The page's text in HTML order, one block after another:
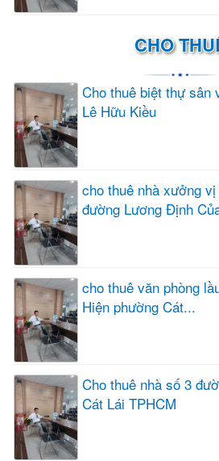
CHO
Cho thuê biệt thự sân
Lê Hữu Kiều
cho thuê nhà xưởng
đường Lương Định
cho thuê văn phòng
Hiện phường Cát...
Cho thuê nhà số 3
Cát Lái TPHCM